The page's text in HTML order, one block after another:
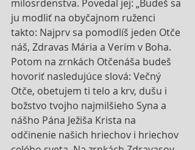
milosrdenstva. Povedal jej: „Budeš sa
ju modliť na obyčajnom ruženci
takto: Najprv sa pomodlíš jeden Otče
náš, Zdravas Mária a Verím v Boha.
Potom na zrnkách Otčenáša budeš
hovoriť nasledujúce slová: Večný
Otče, obetujem ti telo a krv, dušu i
božstvo tvojho najmilšieho Syna a
nášho Pána Ježiša Krista na
odčinenie našich hriechov i hriechov